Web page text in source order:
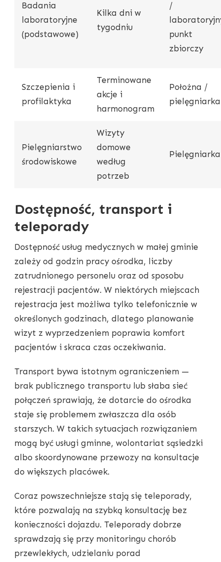
Badania
laboratoryjne
(podstawowe)
Kilka dni w
tygodniu
/
punkt
zbiorczy
Szczepienia i
profilaktyka
Terminowane
akcje i
harmonogram
Położna /
pielęgniarka
Pielęgniarstwo
środowiskowe
Wizyty
domowe
według
potrzeb
Pielęgniarka
Dostępność, transport i
teleporady
Dostępność usług medycznych w małej gminie
zależy od godzin pracy ośrodka, liczby
zatrudnionego personelu oraz od sposobu
rejestracji pacjentów. W niektórych miejscach
rejestracja jest możliwa tylko telefonicznie w
określonych godzinach, dlatego planowanie
wizyt z wyprzedzeniem poprawia komfort
pacjentów i skraca czas oczekiwania.
Transport bywa istotnym ograniczeniem —
brak publicznego transportu lub słaba sieć
połączeń sprawiają, że dotarcie do ośrodka
staje się problemem zwłaszcza dla osób
starszych. W takich sytuacjach rozwiązaniem
mogą być usługi gminne, wolontariat sąsiedzki
albo skoordynowane przewozy na konsultacje
do większych placówek.
Coraz powszechniejsze stają się teleporady,
które pozwalają na szybką konsultację bez
konieczności dojazdu. Teleporady dobrze
sprawdzają się przy monitoringu chorób
przewlekłych, udzielaniu porad